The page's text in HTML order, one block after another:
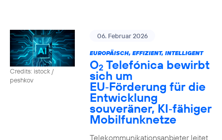
Credits: istock /
peshkov
06. Februar 2026
EUROPÄISCH, EFFIZIENT, INTELLIGENT
O2 Telefónica bewirbt
sich um
EU‑Förderung für die
Entwicklung
souveräner, KI‑fähiger
Mobilfunknetze
Telekommunikationsanbieter leitet